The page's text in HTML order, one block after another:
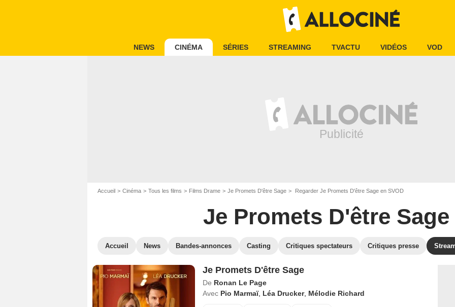
NEWS CINÉMA SÉRIES STREAMING TVACTU VIDÉOS VOD
Accueil Cinéma Tous les films Films Drame Je Promets D'être Sage Regarder Je Promets D'être Sage en SVOD
Je Promets D'être Sage
Accueil News Bandes-annonces Casting Critiques spectateurs Critiques presse
Je Promets D'être Sage
De Ronan Le Page
Avec Pio Marmaï, Léa Drucker, Mélodie Richard